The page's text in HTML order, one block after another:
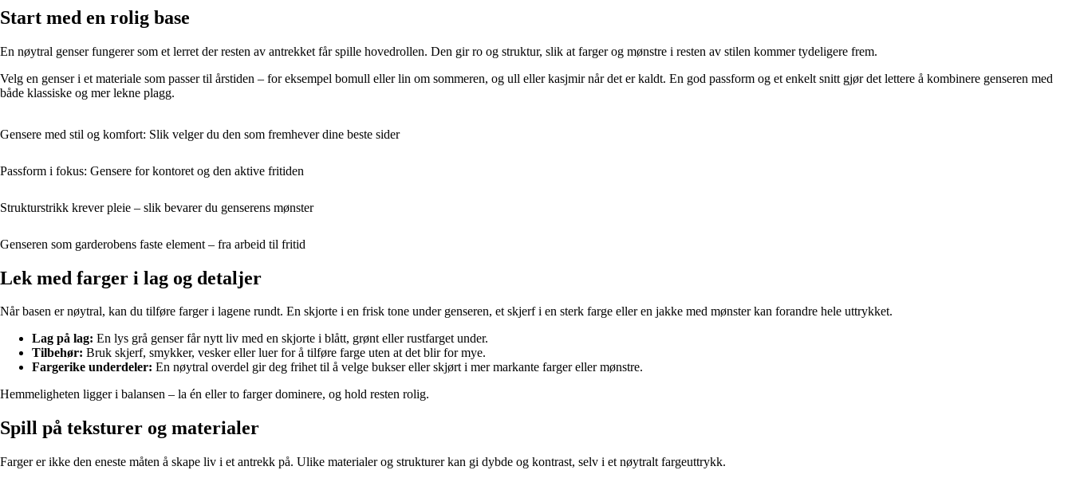
Start med en rolig base
En nøytral genser fungerer som et lerret der resten av antrekket får spille hovedrollen. Den gir ro og struktur, slik at farger og mønstre i resten av stilen kommer tydeligere frem.
Velg en genser i et materiale som passer til årstiden – for eksempel bomull eller lin om sommeren, og ull eller kasjmir når det er kaldt. En god passform og et enkelt snitt gjør det lettere å kombinere genseren med
både klassiske og mer lekne plagg.
Gensere med stil og komfort: Slik velger du den som fremhever dine beste sider
Passform i fokus: Gensere for kontoret og den aktive fritiden
Strukturstrikk krever pleie – slik bevarer du genserens mønster
Genseren som garderobens faste element – fra arbeid til fritid
Lek med farger i lag og detaljer
Når basen er nøytral, kan du tilføre farger i lagene rundt. En skjorte i en frisk tone under genseren, et skjerf i en sterk farge eller en jakke med mønster kan forandre hele uttrykket.
Lag på lag: En lys grå genser får nytt liv med en skjorte i blått, grønt eller rustfarget under.
Tilbehør: Bruk skjerf, smykker, vesker eller luer for å tilføre farge uten at det blir for mye.
Fargerike underdeler: En nøytral overdel gir deg frihet til å velge bukser eller skjørt i mer markante farger eller mønstre.
Hemmeligheten ligger i balansen – la én eller to farger dominere, og hold resten rolig.
Spill på teksturer og materialer
Farger er ikke den eneste måten å skape liv i et antrekk på. Ulike materialer og strukturer kan gi dybde og kontrast, selv i et nøytralt fargeuttrykk.